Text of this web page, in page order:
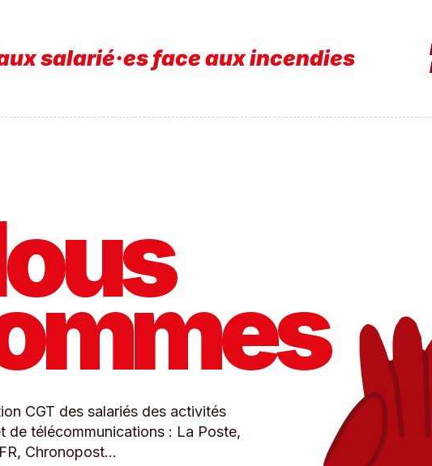
de cet été un temps de
CGT des salariés des activités
de télécommunications : La Poste,
Chronopost...